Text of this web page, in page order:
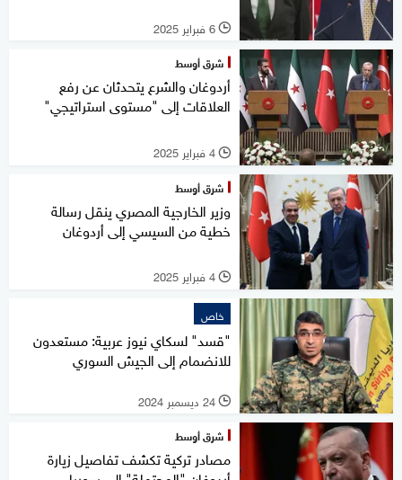
l 6 فبراير 2025
شرق أوسط
أردوغان والشرع يتحدثان عن رفع
العلاقات إلى "مستوى استراتيجي"
l 4 فبراير 2025
شرق أوسط
وزير الخارجية المصري ينقل رسالة
خطية من السيسي إلى أردوغان
l 4 فبراير 2025
خاص
"قسد" لسكاي نيوز عربية: مستعدون
للانضمام إلى الجيش السوري
l 24 ديسمبر 2024
شرق أوسط
مصادر تركية تكشف تفاصيل زيارة